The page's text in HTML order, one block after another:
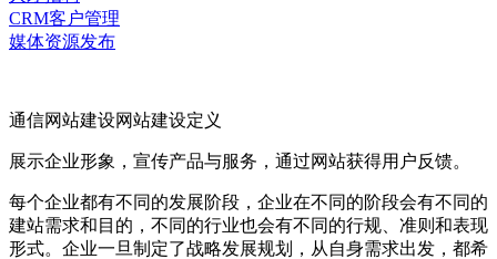
CRM客户管理
媒体资源发布
通信网站建设网站建设定义
展示企业形象，宣传产品与服务，通过网站获得用户反馈。
每个企业都有不同的发展阶段，企业在不同的阶段会有不同的
建站需求和目的，不同的行业也会有不同的行规、准则和表现
形式。企业一旦制定了战略发展规划，从自身需求出发，都希